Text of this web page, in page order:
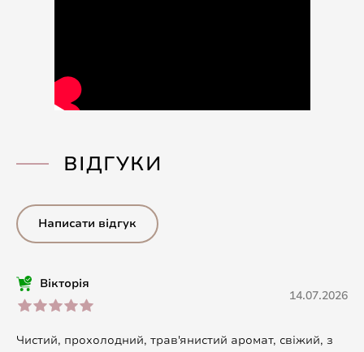
ВІДГУКИ
Написати відгук
Вікторія
14.07.2026
Чистий, прохолодний, трав'янистий аромат, свіжий, з